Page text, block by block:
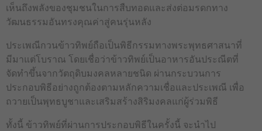
เห็นถึงพลังของชุมชนในการสืบทอดและส่งต่อมรดกทาง
วัฒนธรรมอันทรงคุณค่าสู่คนรุ่นหลัง
ประเพณีกวนข้าวทิพย์ถือเป็นพิธีกรรมทางพระพุทธศาสนาที่
มีมาแต่โบราณ โดยเชื่อว่าข้าวทิพย์เป็นอาหารอันประณีตที่
จัดทำขึ้นจากวัตถุดิบมงคลหลายชนิด ผ่านกระบวนการ
ประกอบพิธีอย่างถูกต้องตามหลักความเชื่อและประเพณี เพื่อ
ถวายเป็นพุทธบูชาและเสริมสร้างสิริมงคลแก่ผู้ร่วมพิธี
ทั้งนี้ ข้าวทิพย์ที่ผ่านการประกอบพิธีในครั้งนี้ จะนำไป